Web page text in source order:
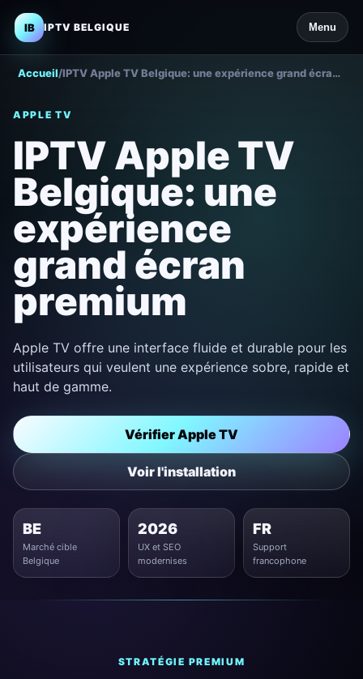
IB IPTV BELGIQUE Menu
Accueil/ IPTV Apple TV Belgique: une expérience grand écran premium
APPLE TV
IPTV Apple TV
Belgique: une
expérience
grand écran
premium
Apple TV offre une interface fluide et durable pour les
utilisateurs qui veulent une expérience sobre, rapide et
haut de gamme.
Vérifier Apple TV
Voir l'installation
BE
Marché cible
Belgique
2026
UX et SEO
modernises
FR
Support
francophone
STRATÉGIE PREMIUM